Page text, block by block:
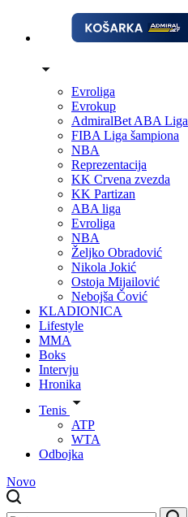
Evroliga
Evrokup
AdmiralBet ABA Liga
FIBA Liga šampiona
NBA
Reprezentacija
KK Crvena zvezda
KK Partizan
ABA liga
Evroliga
NBA
Željko Obradović
Nikola Jokić
Ostoja Mijailović
Nebojša Čović
KLADIONICA
Lifestyle
MMA
Boks
Intervju
Hronika
Tenis
ATP
WTA
Odbojka
Novo